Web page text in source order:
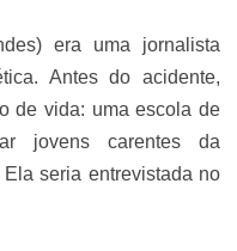
era uma jornalista
Antes do acidente,
de vida: uma escola de
jovens carentes da
seria entrevistada no